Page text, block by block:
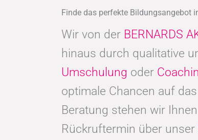
Finde das perfekte Bildungsangebot
Wir von der BERNARDS
hinaus durch qualitative
Umschulung oder
optimale Chancen auf
Beratung stehen wir
Rückruftermin über unser